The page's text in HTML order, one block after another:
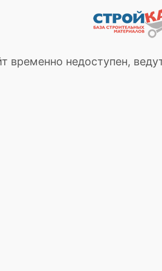
временно недоступен,